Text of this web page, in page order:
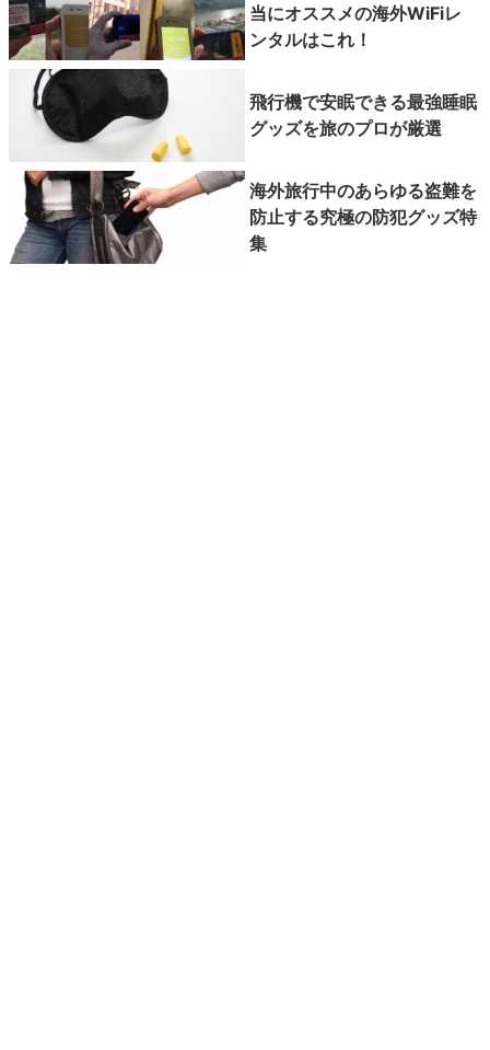
当にオススメの海外WiFiレ
ンタルはこれ！
飛行機で安眠できる最強睡眠
グッズを旅のプロが厳選
海外旅行中のあらゆる盗難を
防止する究極の防犯グッズ特
集